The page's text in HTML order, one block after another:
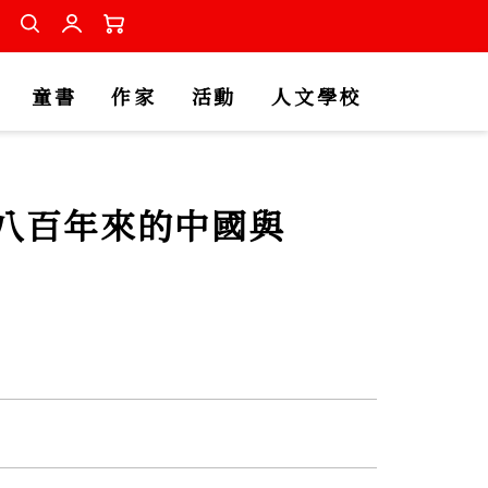
童書 作家 活動 人文學校
百年來的中國與